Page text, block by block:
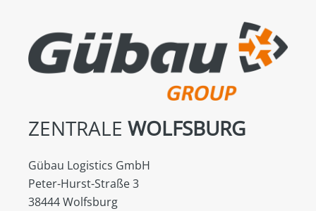
ZENTRALE WOLFSBURG
Gübau Logistics GmbH
Peter-Hurst-Straße 3
38444 Wolfsburg